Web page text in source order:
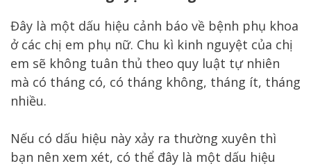
Đây là một dấu hiệu cảnh báo về bệnh phụ khoa
ở các chị em phụ nữ. Chu kì kinh nguyệt của chị
em sẽ không tuân thủ theo quy luật tự nhiên
mà có tháng có, có tháng không, tháng ít, tháng
nhiều.
Nếu có dấu hiệu này xảy ra thường xuyên thì
bạn nên xem xét, có thể đây là một dấu hiệu